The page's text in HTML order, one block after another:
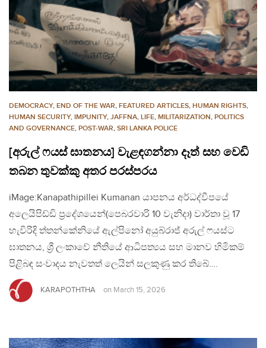
DEMOCRACY, END OF THE WAR, FEATURED ARTICLES, HUMAN RIGHTS,
HUMAN SECURITY, IMPUNITY, JAFFNA, LIFE, MILITARIZATION, POLITICS
AND GOVERNANCE, POST-WAR, SRI LANKA POLICE
[අරුල් ෆයස් ඝාතනය] වැළඳගන්නා දෑත් සහ වෙඩි
තබන තුවක්කු අතර පරස්පරය
iMage:Kanapathipillei Kumanan යාපනය අර්ධද්වීපයේ
අලෙයිපිඩ්ඩි ප්‍රදේශයෙන්(පෙබරවාරි 10 වැනිදා) වාර්තා වූ 17
හැවිරිදි ත්තන්කේනියේ ඇල්පිනෝ අයුබ්රාජ් අරුල් ෆයස්ට
ඝාතනය, ශ්‍රී ලංකාවේ නීතියේ ආධිපත්‍යය සහ මානව හිමිකම්
පිළිබඳ සංවාදය නැවතත් ලෙයින් සලකුණු කර තිබේ….
KARAPOTHTHA on March 15, 2026